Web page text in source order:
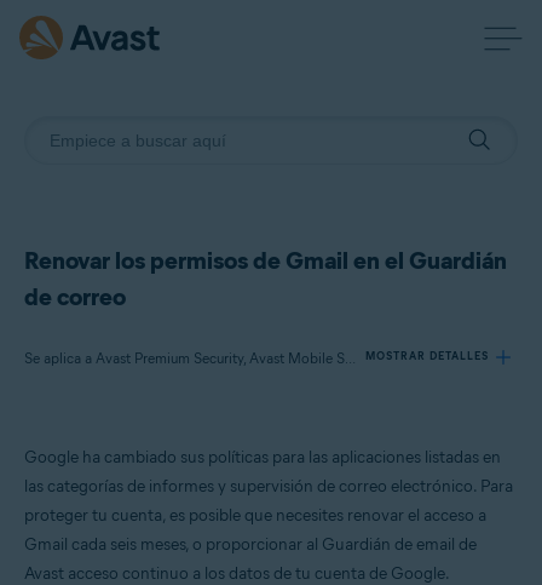
Renovar los permisos de Gmail en el Guardián
de correo
Se aplica a Avast Premium Security, Avast Mobile Security Premium, Avast One MOSTRAR DETALLES
Productos:
Avast Premium Security
Avast One
Sistemas operativos:
Google ha cambiado sus políticas para las aplicaciones listadas en
las categorías de informes y supervisión de correo electrónico. Para
proteger tu cuenta, es posible que necesites renovar el acceso a
Gmail cada seis meses, o proporcionar al Guardián de email de
Avast acceso continuo a los datos de tu cuenta de Google.